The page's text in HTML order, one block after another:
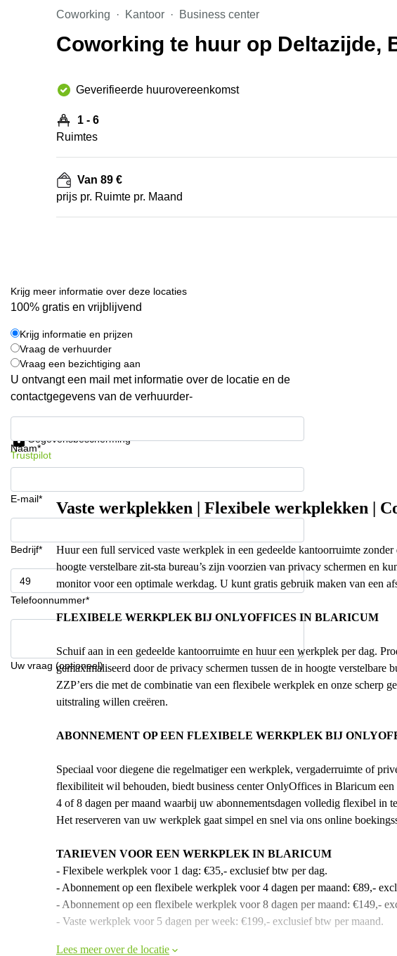
Coworking Kantoor Business center
Coworking te huur op Deltazijde,
Geverifieerde huurovereenkomst
1 - 6
Ruimtes
Van 89 €
prijs pr. Ruimte pr. Maand
Krijg meer informatie over deze locaties
100% gratis en vrijblijvend
Krijg informatie en prijzen
Vraag de verhuurder
Vraag een bezichtiging aan
U ontvangt een mail met informatie over de locatie en de
contactgegevens van de verhuurder-
Naam*
E-mail*
Bedrijf*
Telefoonnummer*
Uw vraag (optioneel)
Gegevensbescherming
Trustpilot
Vaste werkplekken | Flexibele werkplekken |
Huur een full serviced vaste werkplek in een gedeelde kantoorruimte
hoogte verstelbare zit-sta bureau’s zijn voorzien van privacy schermen en
monitor voor een optimale werkdag. U kunt gratis gebruik maken van een
FLEXIBELE WERKPLEK BIJ ONLYOFFICES IN BLARICUM
Schuif aan in een gedeelde kantoorruimte en huur een werkplek per dag.
gemaximaliseerd door de privacy schermen tussen de in hoogte verstelbare
ZZP’ers die met de combinatie van een flexibele werkplek en onze scherp
uitstraling willen creëren.
ABONNEMENT OP EEN FLEXIBELE WERKPLEK BIJ
Speciaal voor diegene die regelmatiger een werkplek, vergaderruimte of
flexibiliteit wil behouden, biedt business center OnlyOffices in Blaricum
4 of 8 dagen per maand waarbij uw abonnementsdagen volledig flexibel in
Het reserveren van uw werkplek gaat simpel en snel via ons online
TARIEVEN VOOR EEN WERKPLEK IN BLARICUM
- Flexibele werkplek voor 1 dag: €35,- exclusief btw per dag.
- Abonnement op een flexibele werkplek voor 4 dagen per maand: €89,-
- Abonnement op een flexibele werkplek voor 8 dagen per maand: €149,-
- Vaste werkplek voor 5 dagen per week: €199,- exclusief btw per maand.
Lees meer over de locatie